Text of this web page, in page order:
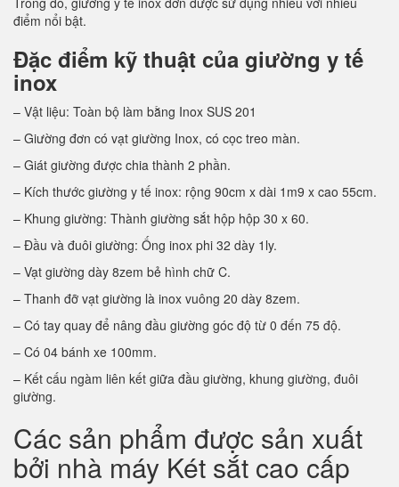
điểm nổi bật.
Đặc điểm kỹ thuật của giường y tế
inox
– Vật liệu: Toàn bộ làm bằng Inox SUS 201
– Giường đơn có vạt giường Inox, có cọc treo màn.
– Giát giường được chia thành 2 phần.
– Kích thước giường y tế inox: rộng 90cm x dài 1m9 x cao 55cm.
– Khung giường: Thành giường sắt hộp hộp 30 x 60.
– Đầu và đuôi giường: Ống inox phi 32 dày 1ly.
– Vạt giường dày 8zem bẻ hình chữ C.
– Thanh đỡ vạt giường là inox vuông 20 dày 8zem.
– Có tay quay để nâng đầu giường góc độ từ 0 đến 75 độ.
– Có 04 bánh xe 100mm.
– Kết cấu ngàm liên kết giữa đầu giường, khung giường, đuôi
giường.
Các sản phẩm được sản xuất
bởi nhà máy Két sắt cao cấp